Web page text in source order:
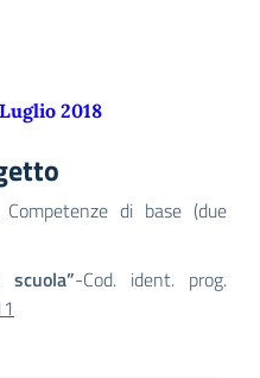
2018
Competenze di base (due
scuola”-Cod. ident. prog.